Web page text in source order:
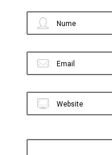
Nume
Email
Website